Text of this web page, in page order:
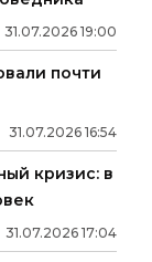
31.07.2026 19:00
почти
31.07.2026 16:54
кризис: в
31.07.2026 17:04